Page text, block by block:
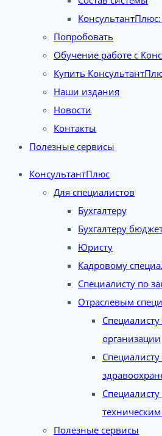
Попробовать
Обучение работе с
Купить
Наши издания
Новости
Контакты
Полезные сервисы
КонсультантПлюс
Для специалистов
Бухгалтеру
Бухгалтеру
Юристу
Кадровому
Специалисту по
Отраслевым
организации
Полезные сервисы